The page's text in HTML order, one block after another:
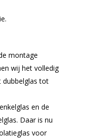
montage
wij het volledig
dubbelglas tot
en de
Daar is nu
voor